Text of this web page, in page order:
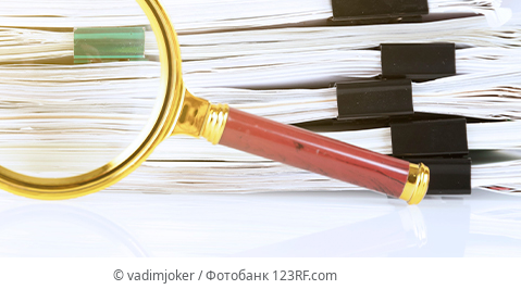
© vadimjoker / Фотобанк 123RF.com